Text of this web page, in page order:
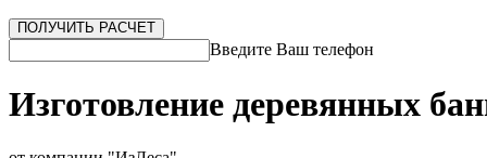
ПОЛУЧИТЬ РАСЧЕТ
Введите Ваш телефон
Изготовление деревянных